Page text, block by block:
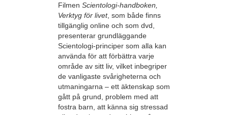
Filmen Scientologi-handboken,
Verktyg för livet, som både finns
tillgänglig online och som dvd,
presenterar grundläggande
Scientologi-principer som alla kan
använda för att förbättra varje
område av sitt liv, vilket inbegriper
de vanligaste svårigheterna och
utmaningarna – ett äktenskap som
gått på grund, problem med att
fostra barn, att känna sig stressad